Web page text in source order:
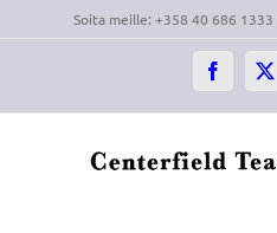
Soita meille: +358 40 686 1333
Facebook
X